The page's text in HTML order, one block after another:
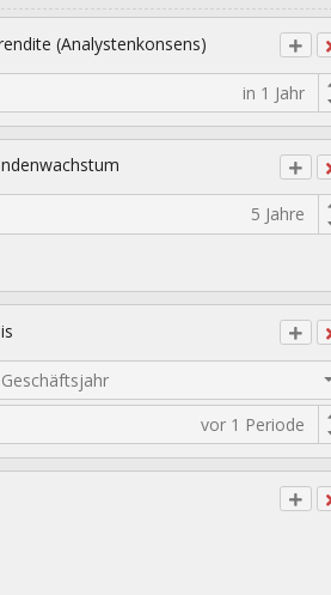
(Analystenkonsens)